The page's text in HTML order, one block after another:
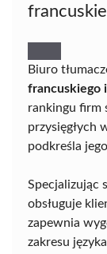
Biuro
francuskiego
rankingu firm
przysięgłych
podkreśla
Specjalizując
obsługuje
zapewnia
zakresu